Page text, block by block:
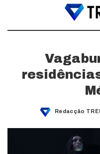
Posted
Redacção